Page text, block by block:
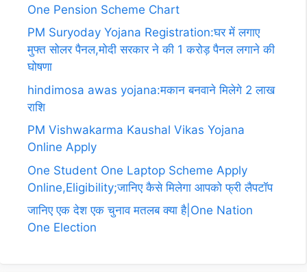
One Pension Scheme Chart
PM Suryoday Yojana Registration:घर में लगाए
मुफ्त सोलर पैनल,मोदी सरकार ने की 1 करोड़ पैनल लगाने की
घोषणा
hindimosa awas yojana:मकान बनवाने मिलेगे 2 लाख
राशि
PM Vishwakarma Kaushal Vikas Yojana
Online Apply
One Student One Laptop Scheme Apply
Online,Eligibility;जानिए कैसे मिलेगा आपको फ्री लैपटॉप
जानिए एक देश एक चुनाव मतलब क्या है|One Nation
One Election